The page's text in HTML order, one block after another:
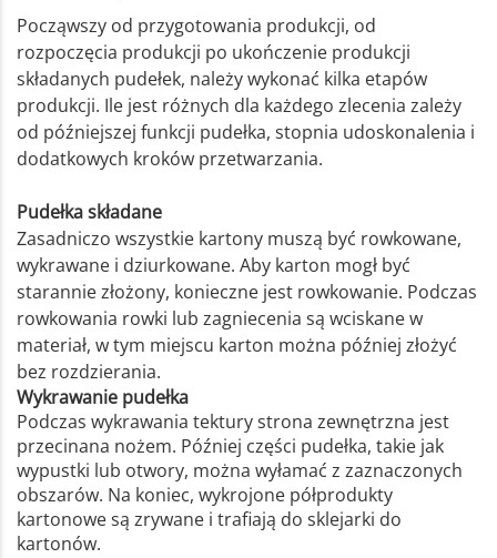
Począwszy od przygotowania produkcji, od
rozpoczęcia produkcji po ukończenie produkcji
składanych pudełek, należy wykonać kilka etapów
produkcji. Ile jest różnych dla każdego zlecenia zależy
od późniejszej funkcji pudełka, stopnia udoskonalenia i
dodatkowych kroków przetwarzania.
Pudełka składane
Zasadniczo wszystkie kartony muszą być rowkowane,
wykrawane i dziurkowane. Aby karton mogł być
starannie złożony, konieczne jest rowkowanie. Podczas
rowkowania rowki lub zagniecenia są wciskane w
materiał, w tym miejscu karton można później złożyć
bez rozdzierania.
Wykrawanie pudełka
Podczas wykrawania tektury strona zewnętrzna jest
przecinana nożem. Później części pudełka, takie jak
wypustki lub otwory, można wyłamać z zaznaczonych
obszarów. Na koniec, wykrojone półprodukty
kartonowe są zrywane i trafiają do sklejarki do
kartonów.